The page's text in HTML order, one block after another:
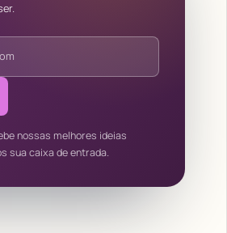
nossas melhores ideias
sua caixa de entrada.